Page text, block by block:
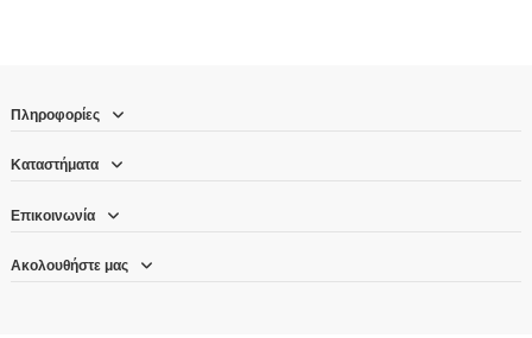
Πληροφορίες
Καταστήματα
Επικοινωνία
Ακολουθήστε μας